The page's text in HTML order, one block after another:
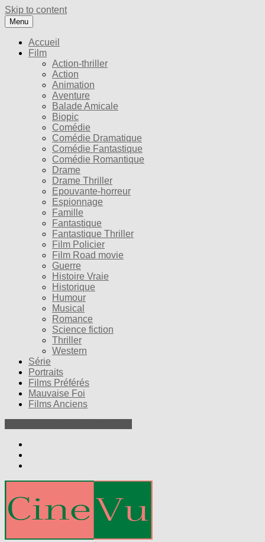
Skip to content
Menu
Accueil
Film
Action-thriller
Action
Animation
Aventure
Balade Amicale
Biopic
Comédie
Comédie Dramatique
Comédie Fantastique
Comédie Romantique
Drame
Drame Thriller
Epouvante-horreur
Espionnage
Famille
Fantastique
Fantastique Thriller
Film Policier
Film Road movie
Guerre
Histoire Vraie
Historique
Humour
Musical
Romance
Science fiction
Thriller
Western
Série
Portraits
Films Préférés
Mauvaise Foi
Films Anciens